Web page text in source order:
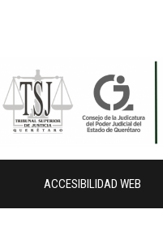
ACCESIBILIDAD WEB